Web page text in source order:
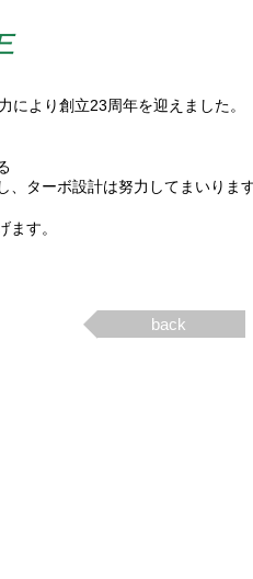
により創立23周年を迎えました。
、ターボ設計は努力してまいりま
ます。
back